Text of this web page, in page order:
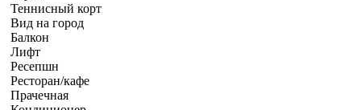
Теннисный корт
Вид на город
Балкон
Лифт
Ресепшн
Ресторан/кафе
Прачечная